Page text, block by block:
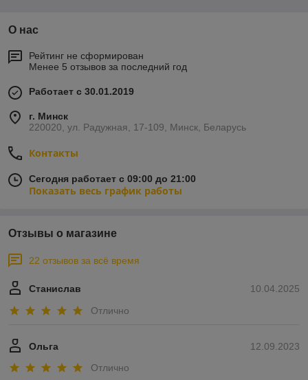
О нас
Рейтинг не сформирован
Менее 5 отзывов за последний год
Работает с 30.01.2019
г. Минск
220020, ул. Радужная, 17-109, Минск, Беларусь
Контакты
Сегодня работает с 09:00 до 21:00
Показать весь график работы
Отзывы о магазине
22 отзывов за всё время
10.04.2025
Станислав
Отлично
12.09.2023
Ольга
Отлично